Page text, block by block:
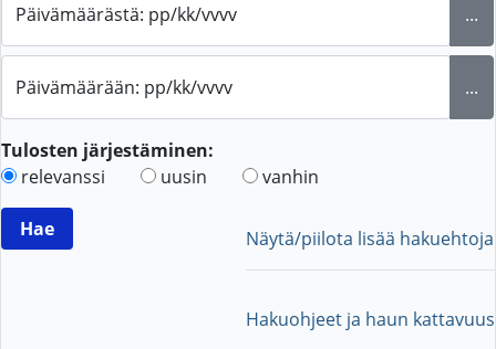
Päivämäärästä: pp/kk/vvvv ...
Päivämäärään: pp/kk/vvvv ...
Tulosten järjestäminen:
relevanssi
uusin vanhin
Näytä/piilota lisää hakuehtoja
Hakuohjeet ja haun kattavuus